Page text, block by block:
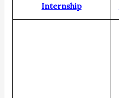
Internship